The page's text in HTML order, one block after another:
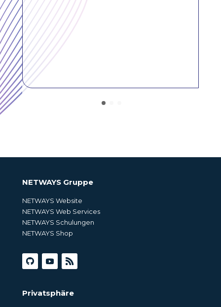
NETWAYS Gruppe
NETWAYS Website
NETWAYS Web Services
NETWAYS Schulungen
NETWAYS Shop
Privatsphäre